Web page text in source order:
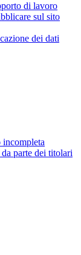
di lavoro
sul sito
dei dati
incompleta
parte dei titolari